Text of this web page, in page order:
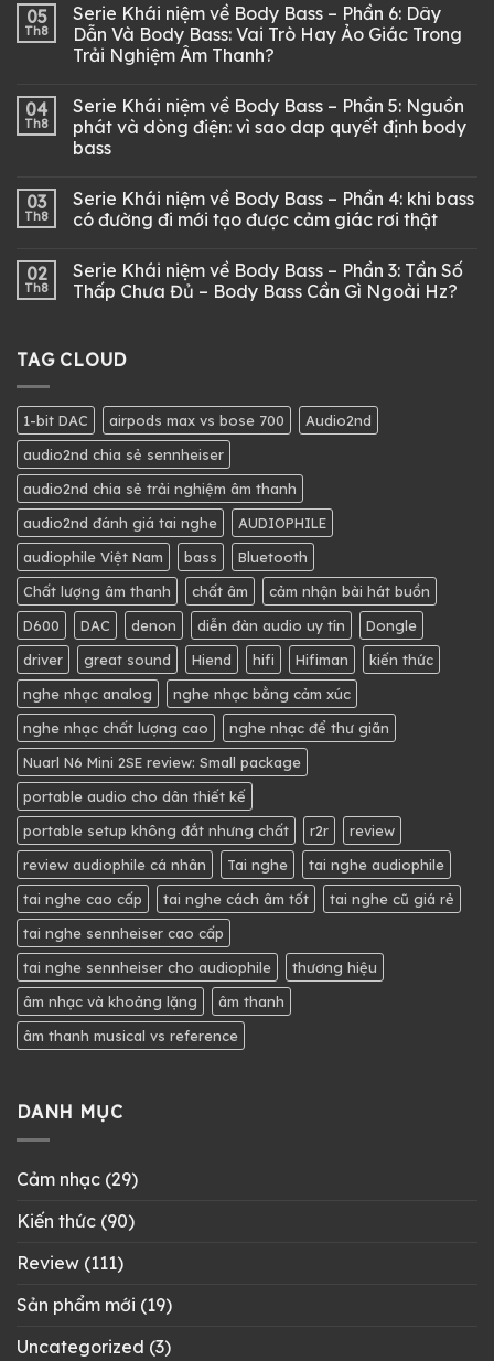
05
Th8
Serie Khái niệm về Body Bass – Phần 6: Dây
Dẫn Và Body Bass: Vai Trò Hay Ảo Giác Trong
Trải Nghiệm Âm Thanh?
04
Th8
Serie Khái niệm về Body Bass – Phần 5: Nguồn
phát và dòng điện: vì sao dap quyết định body
bass
03
Th8
Serie Khái niệm về Body Bass – Phần 4: khi bass
có đường đi mới tạo được cảm giác rơi thật
02
Th8
Serie Khái niệm về Body Bass – Phần 3: Tần Số
Thấp Chưa Đủ – Body Bass Cần Gì Ngoài Hz?
TAG CLOUD
1-bit DAC airpods max vs bose 700
Audio2nd
audio2nd chia sẻ sennheiser
audio2nd chia sẻ trải nghiệm âm thanh
audio2nd đánh giá tai nghe
AUDIOPHILE
audiophile Việt Nam
bass
Bluetooth
Chất lượng âm thanh
chất âm
cảm nhận bài hát buồn
D600
DAC denon diễn đàn audio uy tín
Dongle
driver
great sound Hiend hifi Hifiman
kiến thức
nghe nhạc analog
nghe nhạc bằng cảm xúc
nghe nhạc chất lượng cao
nghe nhạc để thư giãn
Nuarl N6 Mini 2SE review: Small package
portable audio cho dân thiết kế
portable setup không đắt nhưng chất
r2r
review
review audiophile cá nhân
Tai nghe
tai nghe audiophile
tai nghe cao cấp
tai nghe cách âm tốt
tai nghe cũ giá rẻ
tai nghe sennheiser cao cấp
tai nghe sennheiser cho audiophile
thương hiệu
âm nhạc và khoảng lặng
âm thanh
âm thanh musical vs reference
DANH MỤC
Cảm nhạc (29)
Kiến thức (90)
Review (111)
Sản phẩm mới (19)
Uncategorized (3)